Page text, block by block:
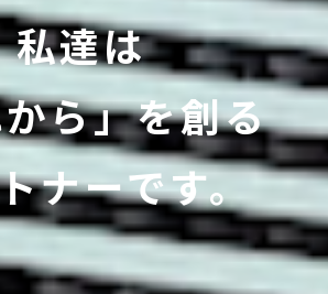
私達は
ら」を創る
ナーです。